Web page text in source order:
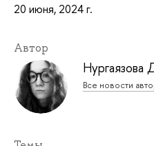
20 июня, 2024 г.
Автор
Нургаязова
Все новости